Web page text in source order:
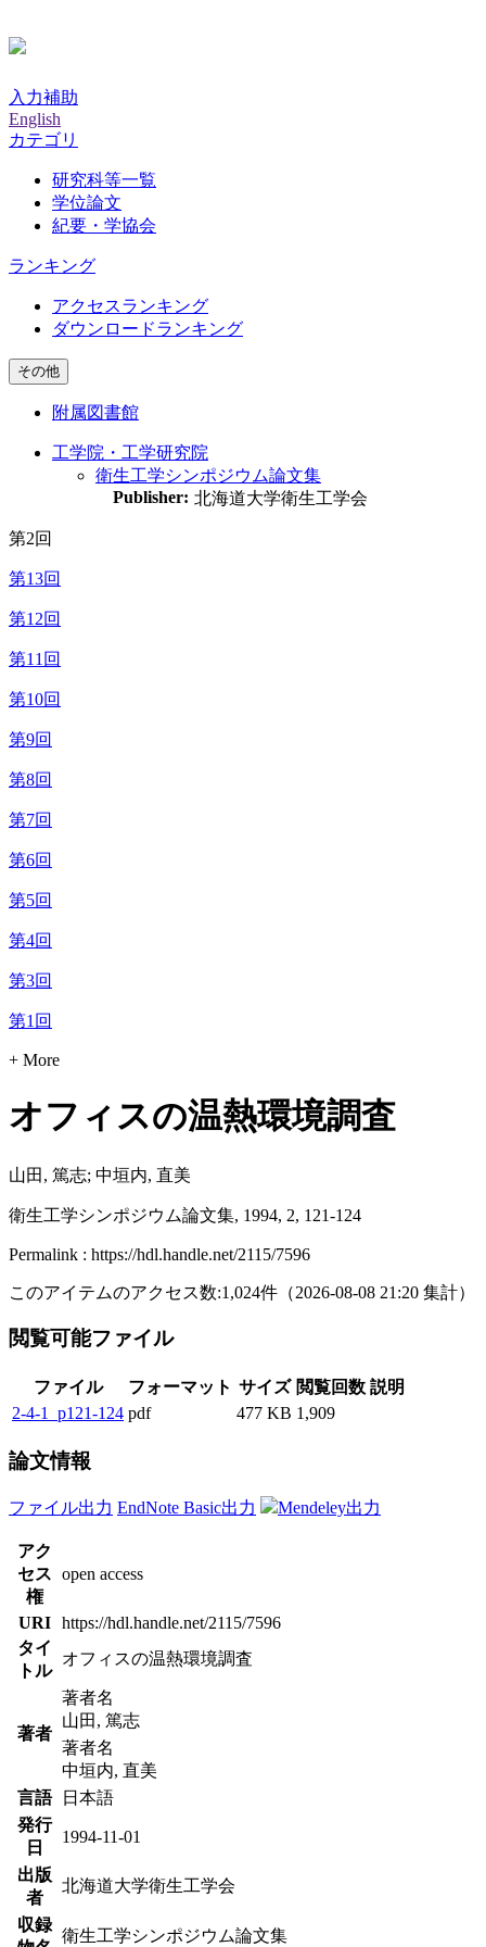
入力補助
English
カテゴリ
研究科等一覧
学位論文
紀要・学協会
ランキング
アクセスランキング
ダウンロードランキング
その他
附属図書館
工学院・工学研究院
衛生工学シンポジウム論文集
Publisher: 北海道大学衛生工学会
第2回
第13回
第12回
第11回
第10回
第9回
第8回
第7回
第6回
第5回
第4回
第3回
第1回
+ More
オフィスの温熱環境調査
山田, 篤志; 中垣内, 直美
衛生工学シンポジウム論文集, 1994, 2, 121-124
Permalink : https://hdl.handle.net/2115/7596
このアイテムのアクセス数:1,024件 （2026-08-08 21:20 集計）
閲覧可能ファイル
ファイル フォーマット サイズ 閲覧回数 説明
2-4-1_p121-124 pdf 477 KB 1,909
論文情報
ファイル出力 EndNote Basic出力 Mendeley出力
アク
セス
権
open access
URI https://hdl.handle.net/2115/7596
タイ
トル
オフィスの温熱環境調査
著者
著者名
山田, 篤志
著者名
中垣内, 直美
言語
日本語
発行
日
1994-11-01
出版
者
北海道大学衛生工学会
収録
衛生工学シンポジウム論文集